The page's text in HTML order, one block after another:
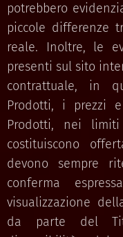
potrebbero
piccole differenze
reale. Inoltre, le
presenti sul sito
contrattuale, in
Prodotti, i prezzi
Prodotti, nei
costituiscono
devono sempre
conferma
visualizzazione
da parte del